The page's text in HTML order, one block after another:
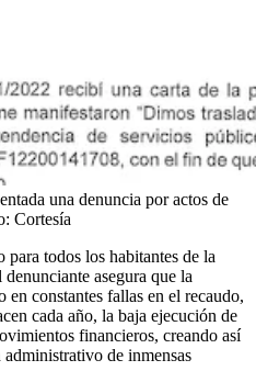
una denuncia por actos de
Cortesía
para todos los habitantes de la
asegura que la
constantes fallas en el recaudo,
cada año, la baja ejecución de
financieros, creando así
de inmensas